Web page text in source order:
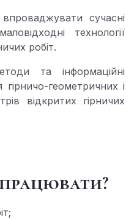
сучасні
технології
робіт.
та інформаційні
геометричних і
відкритих гірничих